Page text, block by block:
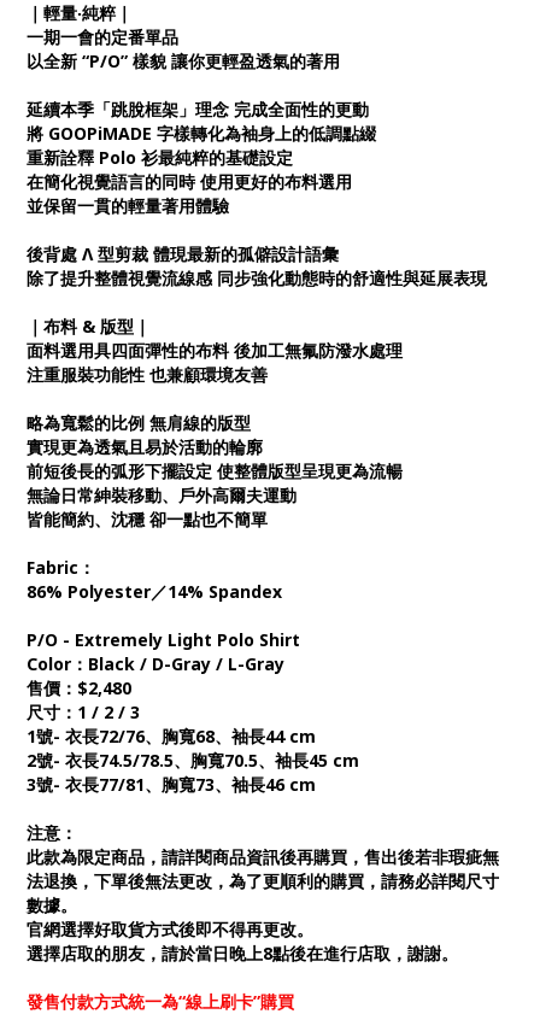
｜輕量‧純粹｜
一期一會的定番單品
以全新 “P/O” 樣貌 讓你更輕盈透氣的著用
延續本季「跳脫框架」理念 完成全面性的更動
將 GOOPiMADE 字樣轉化為袖身上的低調點綴
重新詮釋 Polo 衫最純粹的基礎設定
在簡化視覺語言的同時 使用更好的布料選用
並保留一貫的輕量著用體驗
後背處 Ʌ 型剪裁 體現最新的孤僻設計語彙
除了提升整體視覺流線感 同步強化動態時的舒適性與延展表現
｜布料 & 版型｜
面料選用具四面彈性的布料 後加工無氟防潑水處理
注重服裝功能性 也兼顧環境友善
略為寬鬆的比例 無肩線的版型
實現更為透氣且易於活動的輪廓
前短後長的弧形下擺設定 使整體版型呈現更為流暢
無論日常紳裝移動、戶外高爾夫運動
皆能簡約、沈穩 卻一點也不簡單
Fabric：
86% Polyester／14% Spandex
P/O - Extremely Light Polo Shirt
Color：Black / D-Gray / L-Gray
售價：$2,480
尺寸：1 / 2 / 3
1號- 衣長72/76、胸寬68、袖長44 cm
2號- 衣長74.5/78.5、胸寬70.5、袖長45 cm
3號- 衣長77/81、胸寬73、袖長46 cm
注意：
此款為限定商品，請詳閱商品資訊後再購買，售出後若非瑕疵無
法退換，下單後無法更改，為了更順利的購買，請務必詳閱尺寸
數據。
官網選擇好取貨方式後即不得再更改。
選擇店取的朋友，請於當日晚上8點後在進行店取，謝謝。
發售付款方式統一為“線上刷卡”購買